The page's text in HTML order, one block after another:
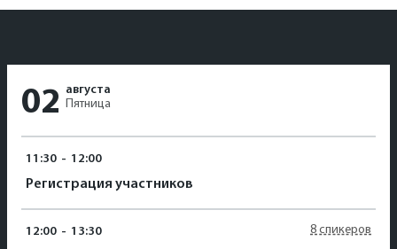
02 августа
Пятница
11:30 - 12:00
Регистрация участников
12:00 - 13:30 8 спикеров